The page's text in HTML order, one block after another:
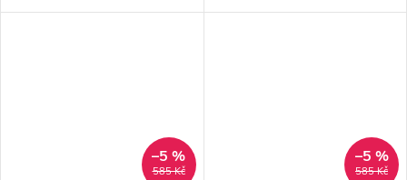
585 Kč
–5 %
585 Kč
–5 %